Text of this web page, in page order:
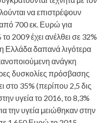
να επιστρέψουν
700 εκ. Ευρώ για
2009 έχει ανέλθει σε 32%
Ελλάδα δαπανά λιγότερα
ανάγκη
δυσκολίες πρόσβασης
στο 35% (περίπου 2,5 δις
υγεία το 2016, το 8,3%
την υγεία μειώθηκαν στην